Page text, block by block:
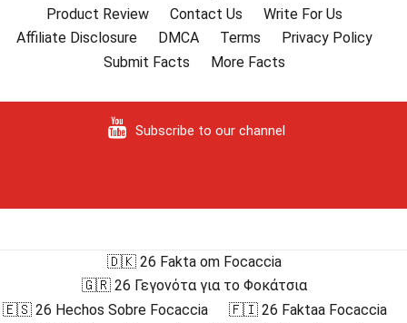
Product Review
Contact Us
Write For Us
Affiliate Disclosure
DMCA Terms
Privacy Policy
Submit Facts
More Facts
Subscribe to our channel
🇩🇰 26 Fakta om Focaccia
🇬🇷 26 Γεγονότα για το Φοκάτσια
🇪🇸 26 Hechos Sobre Focaccia
🇫🇮 26 Faktaa Focaccia